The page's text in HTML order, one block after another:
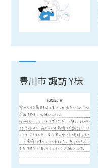
豊川市 諏訪 Y様